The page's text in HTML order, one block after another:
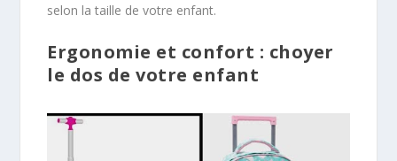
selon la taille de votre enfant.
Ergonomie et confort : choyer
le dos de votre enfant